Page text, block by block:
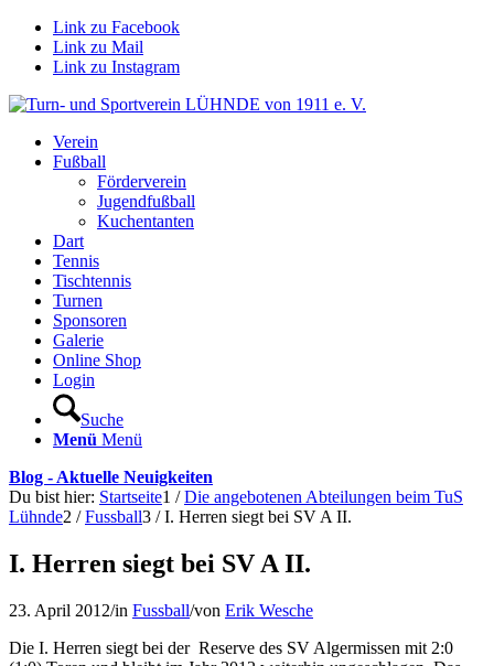
Link zu Facebook
Link zu Mail
Link zu Instagram
Verein
Fußball
Förderverein
Jugendfußball
Kuchentanten
Dart
Tennis
Tischtennis
Turnen
Sponsoren
Galerie
Online Shop
Login
Suche
Menü Menü
Blog - Aktuelle Neuigkeiten
Du bist hier: Startseite1 / Die angebotenen Abteilungen beim TuS
Lühnde2 / Fussball3 / I. Herren siegt bei SV A II.
I. Herren siegt bei SV A II.
23. April 2012/in Fussball/von Erik Wesche
Die I. Herren siegt bei der Reserve des SV Algermissen mit 2:0